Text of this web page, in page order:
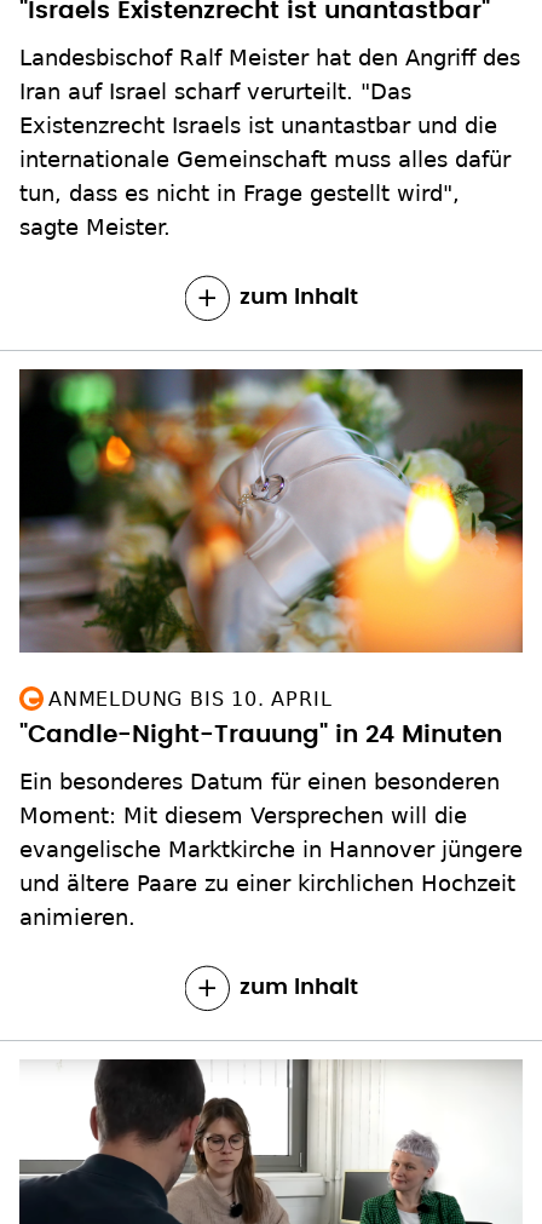
"Israels Existenzrecht ist unantastbar"
Landesbischof Ralf Meister hat den Angriff des
Iran auf Israel scharf verurteilt. "Das
Existenzrecht Israels ist unantastbar und die
internationale Gemeinschaft muss alles dafür
tun, dass es nicht in Frage gestellt wird",
sagte Meister.
zum Inhalt
ANMELDUNG BIS 10. APRIL
"Candle-Night-Trauung" in 24 Minuten
Ein besonderes Datum für einen besonderen
Moment: Mit diesem Versprechen will die
evangelische Marktkirche in Hannover jüngere
und ältere Paare zu einer kirchlichen Hochzeit
animieren.
zum Inhalt